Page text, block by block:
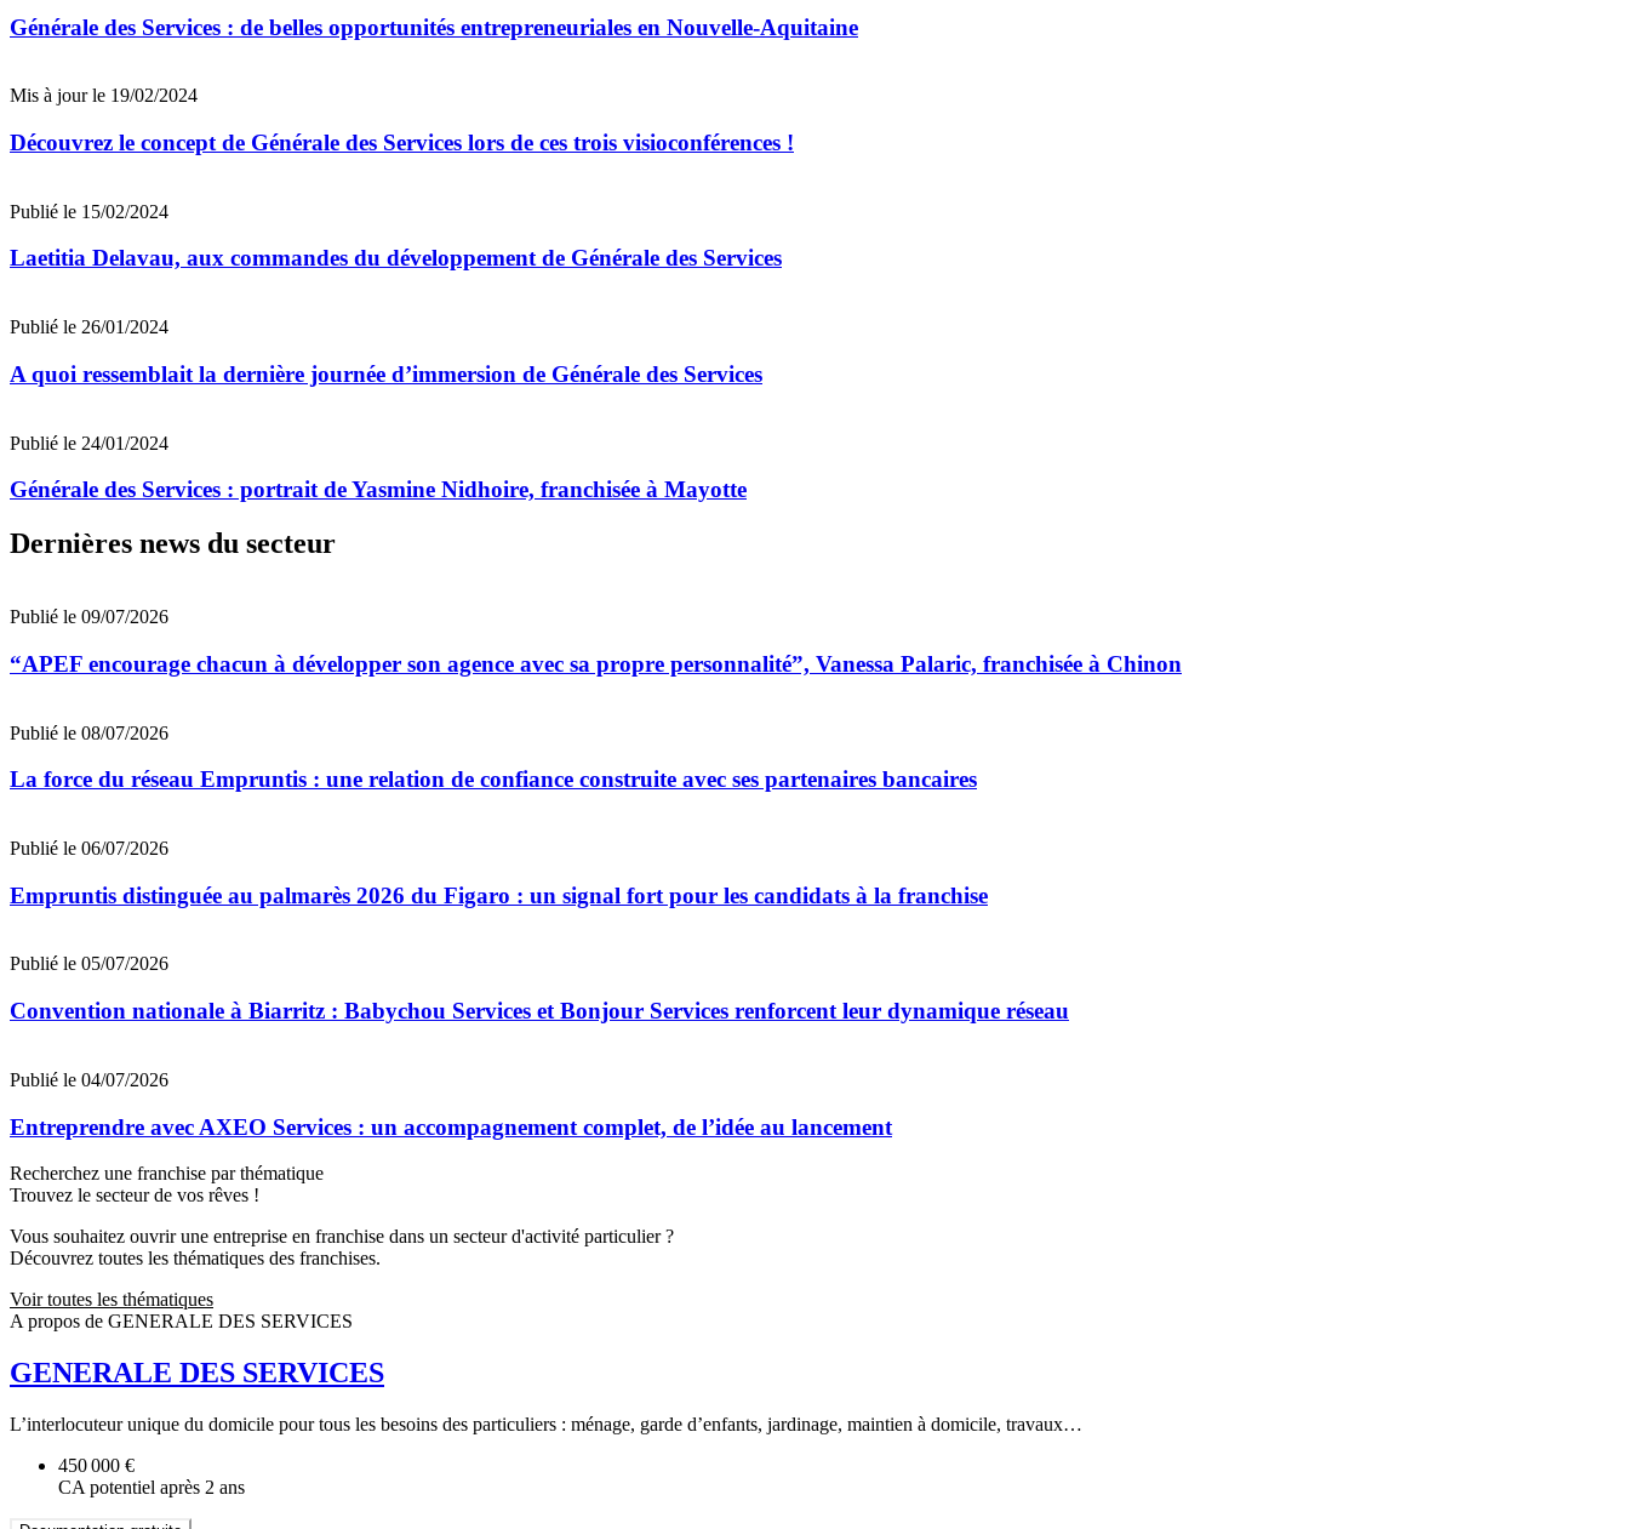
Générale des Services : de belles opportunités entrepreneuriales en Nouvelle-Aquitaine
Mis à jour le 19/02/2024
Découvrez le concept de Générale des Services lors de ces trois visioconférences !
Publié le 15/02/2024
Laetitia Delavau, aux commandes du développement de Générale des Services
Publié le 26/01/2024
A quoi ressemblait la dernière journée d’immersion de Générale des Services
Publié le 24/01/2024
Générale des Services : portrait de Yasmine Nidhoire, franchisée à Mayotte
Dernières news du secteur
Publié le 09/07/2026
“APEF encourage chacun à développer son agence avec sa propre personnalité”, Vanessa Palaric, franchisée à Chinon
Publié le 08/07/2026
La force du réseau Empruntis : une relation de confiance construite avec ses partenaires bancaires
Publié le 06/07/2026
Empruntis distinguée au palmarès 2026 du Figaro : un signal fort pour les candidats à la franchise
Publié le 05/07/2026
Convention nationale à Biarritz : Babychou Services et Bonjour Services renforcent leur dynamique réseau
Publié le 04/07/2026
Entreprendre avec AXEO Services : un accompagnement complet, de l’idée au lancement
Recherchez une franchise par thématique
Trouvez le secteur de vos rêves !
Vous souhaitez ouvrir une entreprise en franchise dans un secteur d'activité particulier ?
Découvrez toutes les thématiques des franchises.
Voir toutes les thématiques
A propos de GENERALE DES SERVICES
GENERALE DES SERVICES
L’interlocuteur unique du domicile pour tous les besoins des particuliers : ménage, garde d’enfants, jardinage, maintien à domicile, travaux…
450 000 €
CA potentiel après 2 ans